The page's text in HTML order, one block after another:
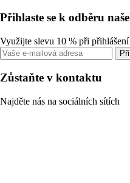
Přihlaste se k odběru
Využijte slevu 10 % při
Zůstaňte v kontaktu
Najděte nás na sociálních sítích